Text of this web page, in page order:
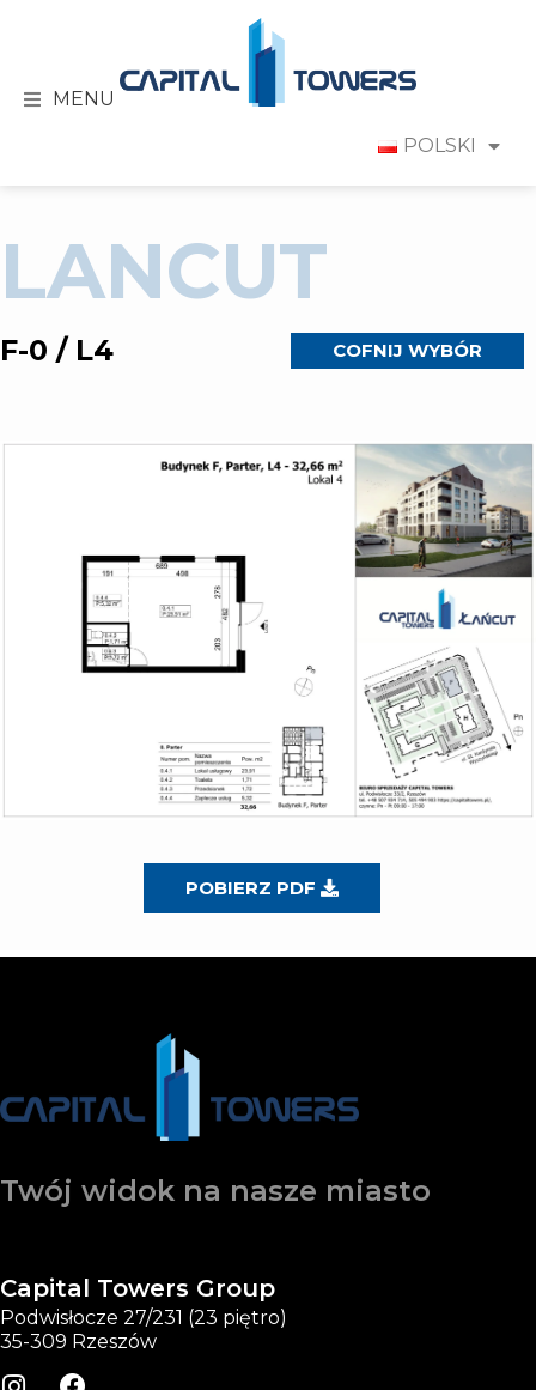
MENU
POLSKI
LANCUT
F-0 / L4 COFNIJ WYBÓR
POBIERZ PDF
Twój widok na nasze miasto
Capital Towers Group
Podwisłocze 27/231 (23 piętro)
35-309 Rzeszów